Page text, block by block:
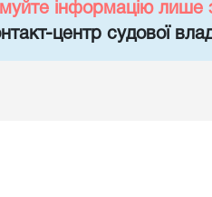
інформацію лише
центр судової